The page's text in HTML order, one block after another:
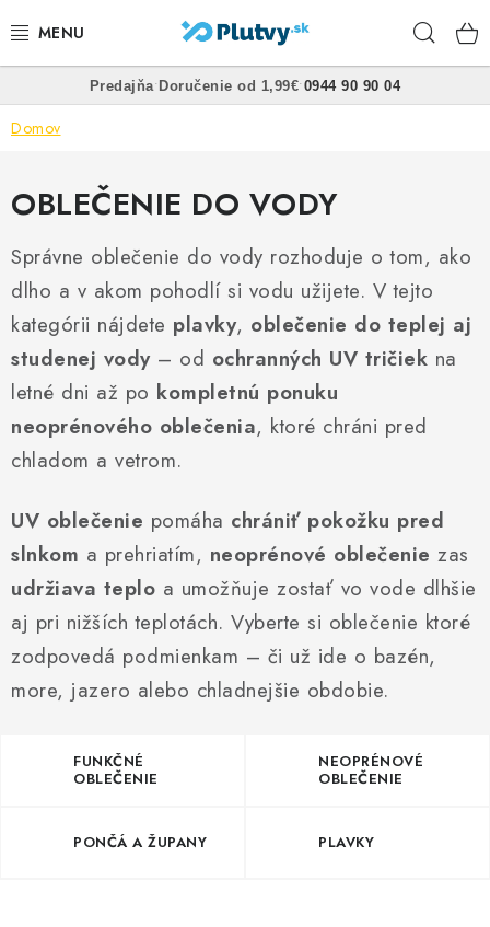
na
PLÁVANIE
FREEDIVING
SPEARFISHING
POTÁPANIE
OBLEČENIE
OBUV
HRAČKY DO VODY
PODVODNÉ SKÚTRE
TAŠKY A VAKY
SAUNOVANIE
OTUŽOVANIE
Predajňa• Doručenie od 1,99€• 0944 90 90 04
Domov
OBLEČENIE DO VODY
Správne oblečenie do vody rozhoduje o tom, ako
dlho a v akom pohodlí si vodu užijete. V tejto
kategórii nájdete plavky, oblečenie do teplej aj
studenej vody– od ochranných UV tričiek na
letné dni až po kompletnú ponuku
neoprénového oblečenia, ktoré chráni pred
chladom a vetrom.
UV oblečenie pomáha chrániť pokožku pred
slnkom a prehriatím, neoprénové oblečenie zas
udržiava teplo a umožňuje zostať vo vode dlhšie
aj pri nižších teplotách. Vyberte si oblečenie ktoré
zodpovedá podmienkam – či už ide o bazén,
more, jazero alebo chladnejšie obdobie.
FUNKČNÉ
OBLEČENIE
NEOPRÉNOVÉ
OBLEČENIE
PONČÁ A ŽUPANY PLAVKY